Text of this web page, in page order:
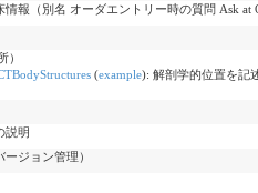
報（別名 オーダエントリー時の質問 Ask at
）
(example): 解剖学的位置を記
説明
ジョン管理）